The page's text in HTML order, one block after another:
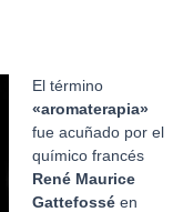
El término
«aromaterapia»
fue acuñado por el
químico francés
René Maurice
Gattefosséen